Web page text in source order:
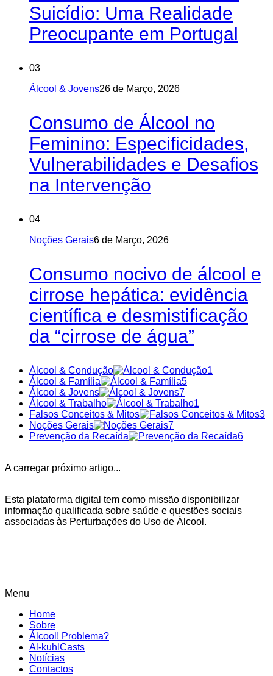
Suicídio: Uma Realidade
Preocupante em Portugal
03
Álcool & Jovens26 de Março, 2026
Consumo de Álcool no
Feminino: Especificidades,
Vulnerabilidades e Desafios
na Intervenção
04
Noções Gerais6 de Março, 2026
Consumo nocivo de álcool e
cirrose hepática: evidência
científica e desmistificação
da “cirrose de água”
Álcool & Condução
1
Álcool & Família
5
Álcool & Jovens
7
Álcool & Trabalho
1
Falsos Conceitos & Mitos
3
Noções Gerais
7
Prevenção da Recaída
6
A carregar próximo artigo...
Esta plataforma digital tem como missão disponibilizar
informação qualificada sobre saúde e questões sociais
associadas às Perturbações do Uso de Álcool.
Menu
Home
Sobre
Álcool! Problema?
Al-kuhlCasts
Notícias
Contactos